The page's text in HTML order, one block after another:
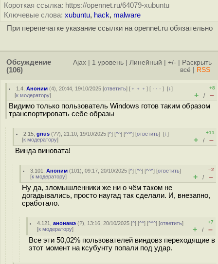
Короткая ссылка: https://opennet.ru/64079-xubuntu
Ключевые слова: xubuntu, hack, malware
При перепечатке указание ссылки на opennet.ru обязательно
Обсуждение
(106)
Ajax 1 уровень Линейный +/-
Раскрыть
всё
RSS
1.4 ,Аноним (4), 20:44, 19/10/2025 [ответить] [ ﹢﹢﹢] [ · · ·][↓]
[к модератору]
+8
+ / –
Видимо только пользователь Windows готов таким образом
транспортировать себе образы
2.15 ,gnus (??), 21:10, 19/10/2025 [^] [^^] [^^^] [ответить][↓]
[к модератору]
+11
+ / –
Винда виновата!
3.101 ,Аноним (101), 09:17, 20/10/2025 [^] [^^] [^^^] [ответить]
[к модератору]
–2
+ / –
Ну да, зломышленники же ни о чём таком не
догадывались, просто наугад так сделали. И, внезапно,
сработало.
4.121 ,анонамэ (?), 13:16, 20/10/2025 [^] [^^] [^^^] [ответить]
[к модератору]
+7
+ / –
Все эти 50,02% пользователей виндовз переходящие в
этот момент на ксубунту попали под удар.